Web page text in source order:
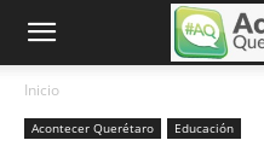
Inicio
Acontecer Querétaro Educación